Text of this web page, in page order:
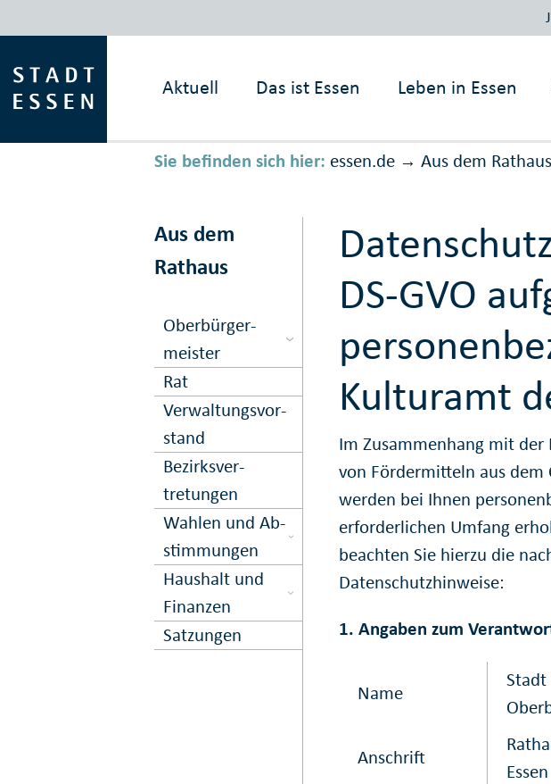
Aktuell Das ist Essen Leben in Essen
Sie befinden sich hier: essen.de → Aus dem Rathaus
Aus dem
Rathaus
Ober­bürger­
meister
Rat
Ver­waltungs­vor­
stand
Bezirks­ver­
tretungen
Wahlen und Ab­
stimmungen
Haushalt und
Finanzen
Satzungen
DS-GVO
Kulturamt
Im Zusammenhang mit der
von Fördermitteln aus dem
werden bei Ihnen
erforderlichen Umfang
beachten Sie hierzu die
Datenschutzhinweise:
1. Angaben zum
Name
Stadt
Anschrift
Essen